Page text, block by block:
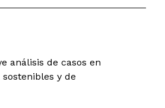
análisis de casos en
y de